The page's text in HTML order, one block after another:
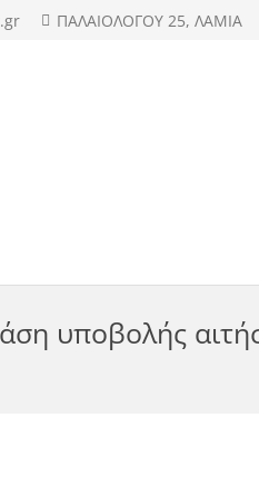
ΠΑΛΑΙΟΛΟΓΟΥ 25, ΛΑΜΙΑ
υποβολής